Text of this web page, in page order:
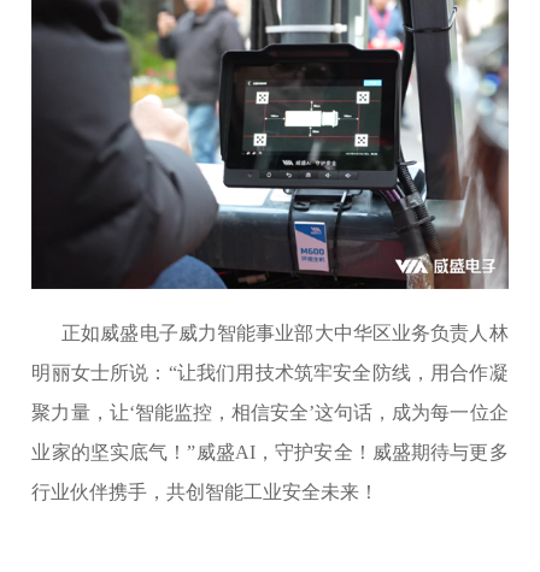
正如威盛电子威力智能事业部大中华区业务负责人林
明丽女士所说：“让我们用技术筑牢安全防线，用合作凝
聚力量，让‘智能监控，相信安全’这句话，成为每一位企
业家的坚实底气！”威盛AI，守护安全！威盛期待与更多
行业伙伴携手，共创智能工业安全未来！